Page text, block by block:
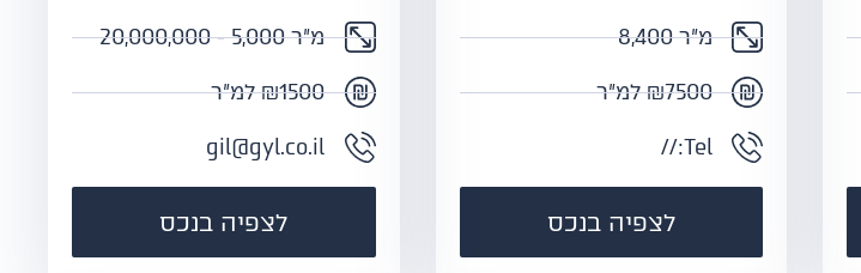
מ"ר 8,400
₪7500 למ"ר
Tel://
לצפיה בנכס
מ"ר 5,000 - 20,000,000
₪1500 למ"ר
gil@gyl.co.il
לצפיה בנכס